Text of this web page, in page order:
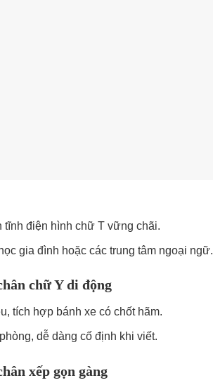
điện hình chữ T vững chãi.
gia đình hoặc các trung tâm ngoại ngữ.
chữ Y di động
tích hợp bánh xe có chốt hãm.
dễ dàng cố định khi viết.
xếp gọn gàng